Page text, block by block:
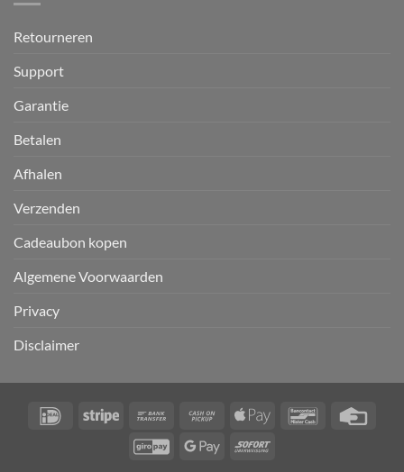
Retourneren
Support
Garantie
Betalen
Afhalen
Verzenden
Cadeaubon kopen
Algemene Voorwaarden
Privacy
Disclaimer
IDeal Stripe
Bank
Cash
Pickup
Apple
Bancontact
GiroPay Google
Sofort